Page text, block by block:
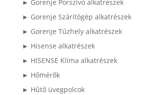
► Gorenje Porszívó alkatrészek
► Gorenje Szárítógép alkatrészek
► Gorenje Tűzhely alkatrészek
► Hisense alkatrészek
► HISENSE Klíma alkatrészek
► Hőmérők
► Hűtő üvegpolcok